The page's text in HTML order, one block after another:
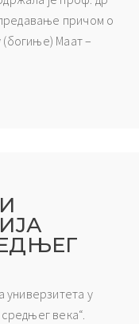
причом о
(богиње) Маат –
универзитета у
века“.